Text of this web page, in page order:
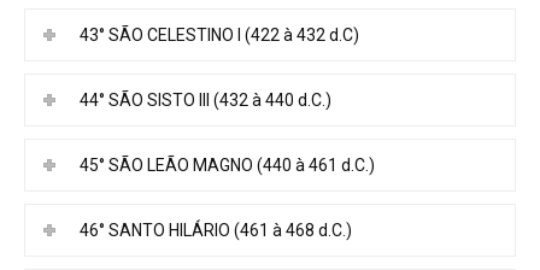
43° SÃO CELESTINO I (422 à 432 d.C)
44° SÃO SISTO III (432 à 440 d.C.)
45° SÃO LEÃO MAGNO (440 à 461 d.C.)
46° SANTO HILÁRIO (461 à 468 d.C.)